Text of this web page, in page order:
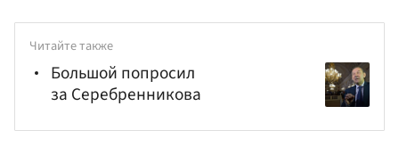
Читайте также
Большой попросил
за Серебренникова